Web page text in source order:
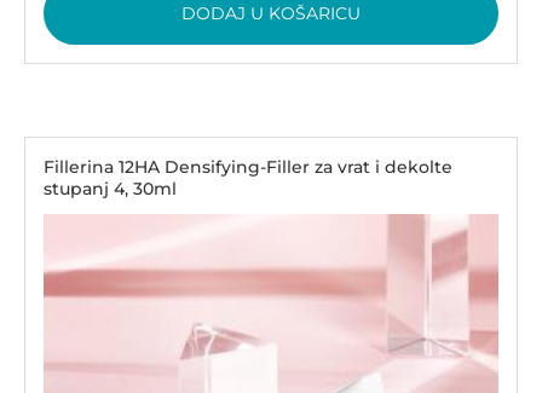
DODAJ U KOŠARICU
Fillerina 12HA Densifying-Filler za vrat i dekolte
stupanj 4, 30ml